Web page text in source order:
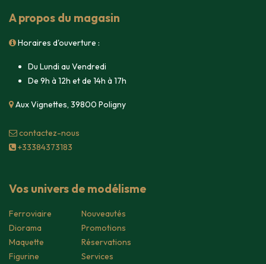
A propos du magasin
Horaires d'ouverture :
Du Lundi au Vendredi
De 9h à 12h et de 14h à 17h
Aux Vignettes, 39800 Poligny
contacte​z-nous
+33384373183
Vos univers de modélisme
Ferroviaire
Diorama
Maquette
Figurine
Nouveautés
Promotions
Réservations
Services